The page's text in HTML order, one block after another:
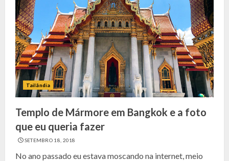
Tailândia
Templo de Mármore em Bangkok e a foto
que eu queria fazer
SETEMBRO 18, 2018
No ano passado eu estava moscando na internet, meio